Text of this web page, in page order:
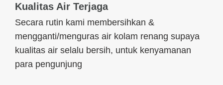
Kualitas Air Terjaga
Secara rutin kami membersihkan &
mengganti/menguras air kolam renang supaya
kualitas air selalu bersih, untuk kenyamanan
para pengunjung